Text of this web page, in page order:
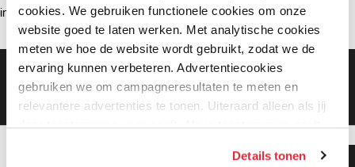
cookies. We gebruiken functionele cookies om onze
website goed te laten werken. Met analytische cookies
meten we hoe de website wordt gebruikt, zodat we de
ervaring kunnen verbeteren. Advertentiecookies
gebruiken we om campagneresultaten te meten en
relevantere advertenties te tonen. Uiteraard alleen als jij
daar toestemming voor geeft. Als je toestemming geeft,
kunnen deze gegevens combineren met informatie die zij
Details tonen
intercom (2)
Gratis bezorging vanaf €99,-
Gratis retourneren binnen 90 dagen*
Klanten geven ons een 9.3 gemiddeld
Klanten geven ons 9.3